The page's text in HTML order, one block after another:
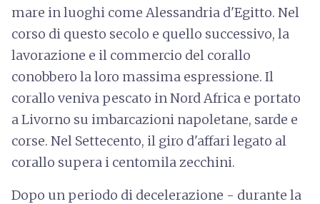
mare in luoghi come Alessandria d'Egitto. Nel
corso di questo secolo e quello successivo, la
lavorazione e il commercio del corallo
conobbero la loro massima espressione. Il
corallo veniva pescato in Nord Africa e portato
a Livorno su imbarcazioni napoletane, sarde e
corse. Nel Settecento, il giro d'affari legato al
corallo supera i centomila zecchini.
Dopo un periodo di decelerazione - durante la